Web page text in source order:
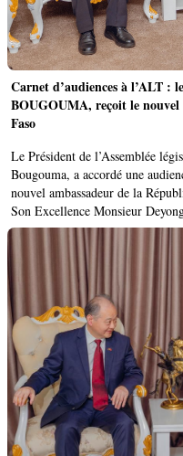
Carnet d’audiences à l’ALT :
BOUGOUMA, reçoit le
Faso
Le Président de l’Assemblée
Bougouma, a accordé une
nouvel ambassadeur de la
Son Excellence Monsieur